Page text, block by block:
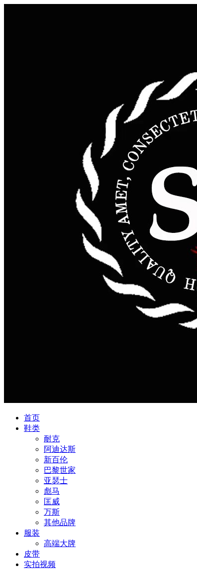
首页
鞋类
耐克
阿迪达斯
新百伦
巴黎世家
亚瑟士
彪马
匡威
万斯
其他品牌
服装
高端大牌
皮带
实拍视频